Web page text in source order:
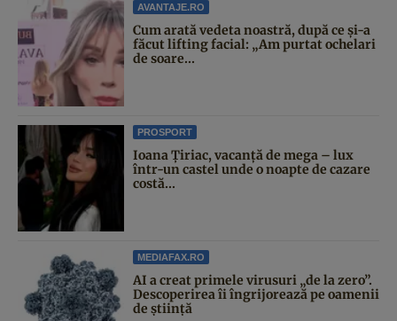
AVANTAJE.RO
Cum arată vedeta noastră, după ce și-a
făcut lifting facial: „Am purtat ochelari
de soare...
PROSPORT
Ioana Țiriac, vacanță de mega – lux
într-un castel unde o noapte de cazare
costă...
MEDIAFAX.RO
AI a creat primele virusuri „de la zero”.
Descoperirea îi îngrijorează pe oamenii
de știință